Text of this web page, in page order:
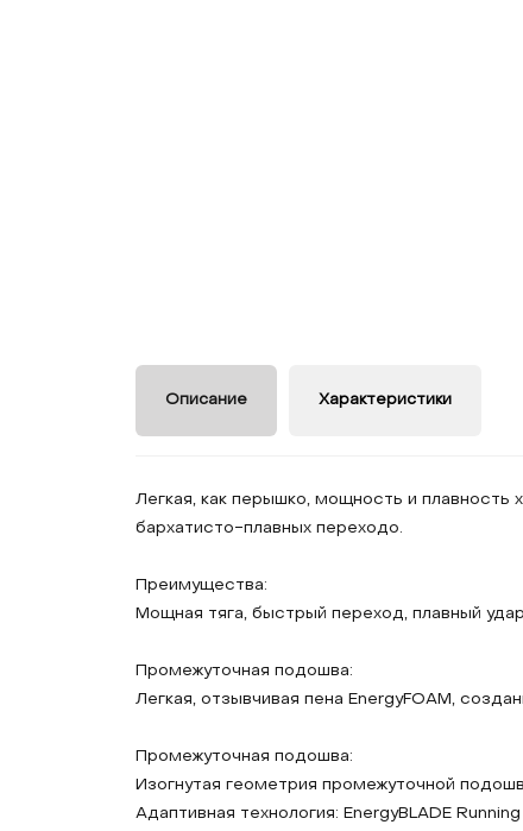
Описание Характеристики
Легкая, как перышко, мощность и плавность
бархатисто-плавных переходо.
Преимущества:
Мощная тяга, быстрый переход, плавный удар
Промежуточная подошва:
Легкая, отзывчивая пена EnergyFOAM,
Промежуточная подошва:
Изогнутая геометрия промежуточной
Адаптивная технология: EnergyBLADE Running